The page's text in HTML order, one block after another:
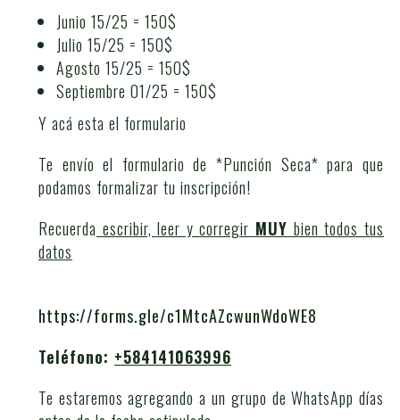
Junio 15/25 = 150$
Julio 15/25 = 150$
Agosto 15/25 = 150$
Septiembre 01/25 = 150$
Y acá esta el formulario
Te envío el formulario de *Punción Seca* para que
podamos formalizar tu inscripción!
Recuerda escribir, leer y corregir MUY bien todos tus
datos
https://forms.gle/c1MtcAZcwunWdoWE8
Teléfono: +584141063996
Te estaremos agregando a un grupo de WhatsApp días